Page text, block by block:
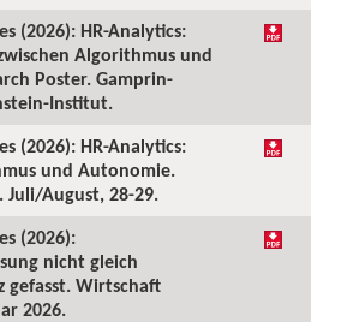
(2026): HR-Analytics:
Algorithmus und
Poster. Gamprin-
Institut.
(2026): HR-Analytics:
und Autonomie.
Juli/August, 28-29.
(2026):
nicht gleich
gefasst. Wirtschaft
2026.